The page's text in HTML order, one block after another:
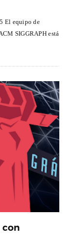
El equipo de
SIGGRAPH está
con